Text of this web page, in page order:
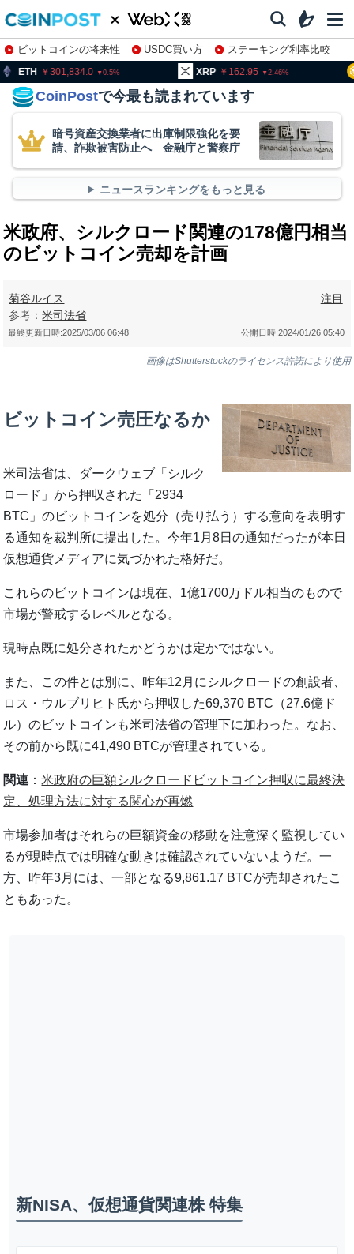
ビットコインの将来性 USDC買い方
ステーキング利率比較
株特集・関連銘柄
0.5 162.95 2.46
CoinPostで今最も読まれています
暗号資産交換業者に出庫制限強化を要
請、詐欺被害防止へ 金融庁と警察庁
ニュースランキングをもっと見る
米政府、シルクロード関連の178億円相当
のビットコイン売却を計画
菊谷ルイス
参考：米司法省
注目
公開日時:2024/01/26 05:40
最終更新日時:2025/03/06 06:48
画像はShutterstockのライセンス許諾により使用
ビットコイン売圧なるか
米司法省は、ダークウェブ「シルク
ロード」から押収された「2934
BTC」のビットコインを処分（売り払う）する意向を表明す
る通知を裁判所に提出した。今年1月8日の通知だったが本日
仮想通貨メディアに気づかれた格好だ。
これらのビットコインは現在、1億1700万ドル相当のもので
市場が警戒するレベルとなる。
現時点既に処分されたかどうかは定かではない。
また、この件とは別に、昨年12月にシルクロードの創設者、
ロス・ウルブリヒト氏から押収した69,370 BTC（27.6億ド
ル）のビットコインも米司法省の管理下に加わった。なお、
その前から既に41,490 BTCが管理されている。
関連 ：米政府の巨額シルクロードビットコイン押収に最終決
定、処理方法に対する関心が再燃
市場参加者はそれらの巨額資金の移動を注意深く監視してい
るが現時点では明確な動きは確認されていないようだ。一
方、昨年3月には、一部となる9,861.17 BTCが売却されたこ
ともあった。
新NISA、仮想通貨関連株 特集